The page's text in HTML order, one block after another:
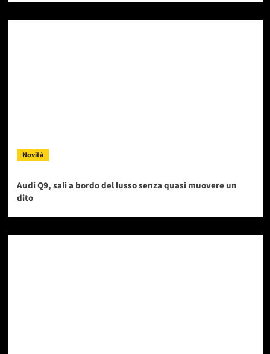
Novità
Audi Q9, sali a bordo del lusso senza quasi muovere un
dito